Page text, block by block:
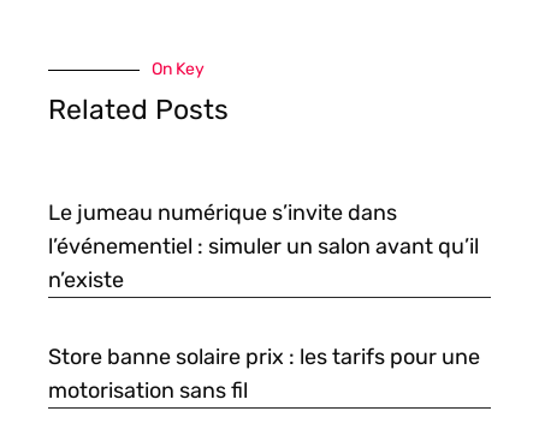
On Key
Related Posts
Le jumeau numérique s’invite dans
l’événementiel : simuler un salon avant qu’il
n’existe
Store banne solaire prix : les tarifs pour une
motorisation sans fil